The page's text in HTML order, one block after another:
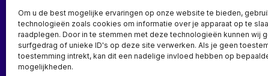
Om u de best mogelijke ervaringen op onze website te bieden,
technologieën zoals cookies om informatie over je apparaat op te
raadplegen. Door in te stemmen met deze technologieën kunnen wij
surfgedrag of unieke ID's op deze site verwerken. Als je geen
toestemming intrekt, kan dit een nadelige invloed hebben op
mogelijkheden.
Wij bezitten